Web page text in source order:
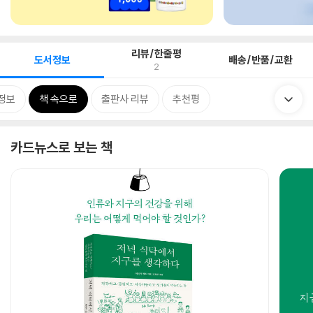
도서정보 리뷰/한줄평
2 배송/반품/교환
보 책 속으로 출판사 리뷰 추천평
카드뉴스로 보는 책